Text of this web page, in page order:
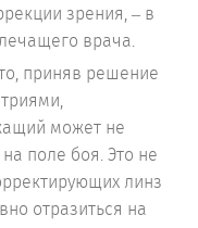
зрения, – в
врача.
приняв решение
может не
поле боя. Это не
линз
отразиться на